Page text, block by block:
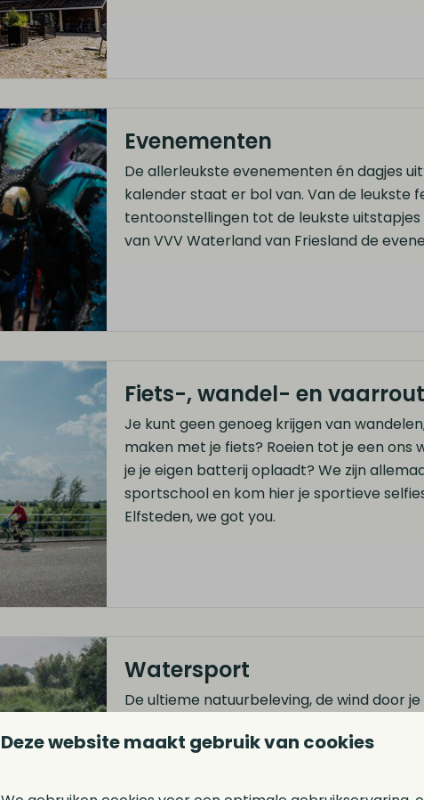
Evenementen
De allerleukste evenementen én dagjes
kalender staat er bol van. Van de leukste
tentoonstellingen tot de leukste
van VVV Waterland van Friesland de
Fiets-, wandel- en
Je kunt geen genoeg krijgen van
maken met je fiets? Roeien tot je een
je je eigen batterij oplaadt? We zijn
sportschool en kom hier je sportieve
Elfsteden, we got you.
Watersport
De ultieme natuurbeleving, de wind door
sloten en kanaaltjes. Waterland van
zeilen met vrienden of een langere
gratis aanlegplaatsen te vinden zijn?
zo'n geel-blauwe MarBoei, dan is die plek
Deze website maakt gebruik van cookies